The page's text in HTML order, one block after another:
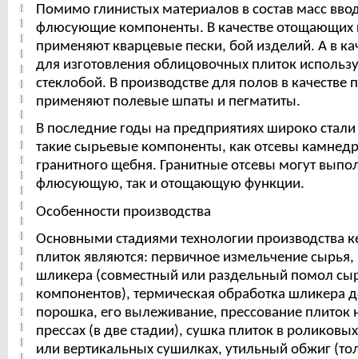
Помимо глинистых материалов в состав масс
флюсующие компоненты. В качестве отощающих
применяют кварцевые пески, бой изделий. А в
для изготовления облицовочных плиток
стеклобой. В производстве для полов в качестве
применяют полевые шпаты и пегматиты.
В последние годы на предприятиях широко стали
такие сырьевые компоненты, как отсевы
гранитного щебня. Гранитные отсевы могут
флюсующую, так и отощающую функции.
Особенности производства
Основными стадиями технологии производства
плиток являются: первичное измельчение сырья,
шликера (совместный или раздельный помол
компонентов), термическая обработка шликера
порошка, его вылеживание, прессование плиток
прессах (в две стадии), сушка плиток в
или вертикальных сушилках, утильный обжиг